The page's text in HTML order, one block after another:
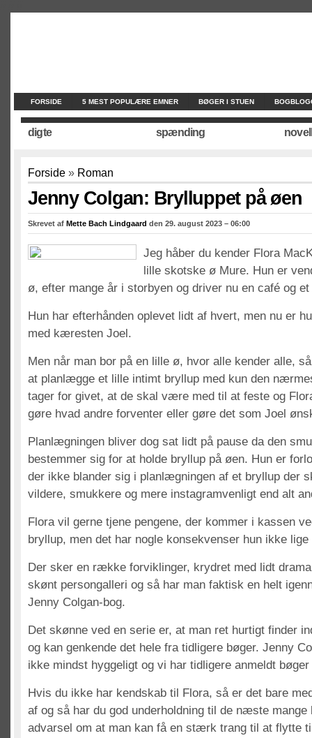
FORSIDE 5 MEST POPULÆRE EMNER BØGER I STUEN
digte spænding
Forside » Roman
Jenny Colgan: Brylluppet på øen
Skrevet af Mette Bach Lindgaard den 29. august 2023 – 06:00
Jeg håber du kender Flora
lille skotske ø Mure. Hun er
ø, efter mange år i storbyen og driver nu en café og et
Hun har efterhånden oplevet lidt af hvert, men nu er
med kæresten Joel.
Men når man bor på en lille ø, hvor alle kender alle,
at planlægge et lille intimt bryllup med kun den
tager for givet, at de skal være med til at feste og
gøre hvad andre forventer eller gøre det som Joel
Planlægningen bliver dog sat lidt på pause da den
bestemmer sig for at holde bryllup på øen. Hun er
der ikke blander sig i planlægningen af et bryllup der
vildere, smukkere og mere instagramvenligt end alt
Flora vil gerne tjene pengene, der kommer i kassen
bryllup, men det har nogle konsekvenser hun ikke
Der sker en række forviklinger, krydret med lidt
skønt persongalleri og så har man faktisk en helt
Jenny Colgan-bog.
Det skønne ved en serie er, at man ret hurtigt finder
og kan genkende det hele fra tidligere bøger. Jenny
ikke mindst hyggeligt og vi har tidligere anmeldt
Hvis du ikke har kendskab til Flora, så er det bare
af og så har du god underholdning til de næste
advarsel om at man kan få en stærk trang til at flytte